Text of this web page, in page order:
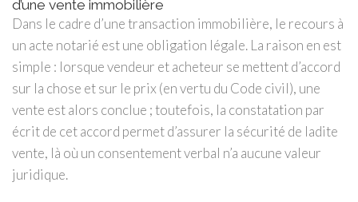
d’une vente immobilière
Dans le cadre d’une transaction immobilière, le recours à
un acte notarié est une obligation légale. La raison en est
simple : lorsque vendeur et acheteur se mettent d’accord
sur la chose et sur le prix (en vertu du Code civil), une
vente est alors conclue ; toutefois, la constatation par
écrit de cet accord permet d’assurer la sécurité de ladite
vente, là où un consentement verbal n’a aucune valeur
juridique.